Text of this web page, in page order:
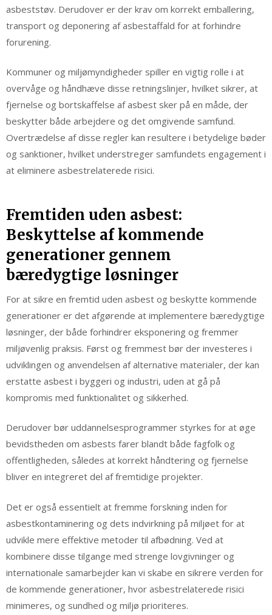
asbeststøv. Derudover er der krav om korrekt emballering,
transport og deponering af asbestaffald for at forhindre
forurening.
Kommuner og miljømyndigheder spiller en vigtig rolle i at
overvåge og håndhæve disse retningslinjer, hvilket sikrer, at
fjernelse og bortskaffelse af asbest sker på en måde, der
beskytter både arbejdere og det omgivende samfund.
Overtrædelse af disse regler kan resultere i betydelige bøder
og sanktioner, hvilket understreger samfundets engagement i
at eliminere asbestrelaterede risici.
Fremtiden uden asbest:
Beskyttelse af kommende
generationer gennem
bæredygtige løsninger
For at sikre en fremtid uden asbest og beskytte kommende
generationer er det afgørende at implementere bæredygtige
løsninger, der både forhindrer eksponering og fremmer
miljøvenlig praksis. Først og fremmest bør der investeres i
udviklingen og anvendelsen af alternative materialer, der kan
erstatte asbest i byggeri og industri, uden at gå på
kompromis med funktionalitet og sikkerhed.
Derudover bør uddannelsesprogrammer styrkes for at øge
bevidstheden om asbests farer blandt både fagfolk og
offentligheden, således at korrekt håndtering og fjernelse
bliver en integreret del af fremtidige projekter.
Det er også essentielt at fremme forskning inden for
asbestkontaminering og dets indvirkning på miljøet for at
udvikle mere effektive metoder til afbødning. Ved at
kombinere disse tilgange med strenge lovgivninger og
internationale samarbejder kan vi skabe en sikrere verden for
de kommende generationer, hvor asbestrelaterede risici
minimeres, og sundhed og miljø prioriteres.